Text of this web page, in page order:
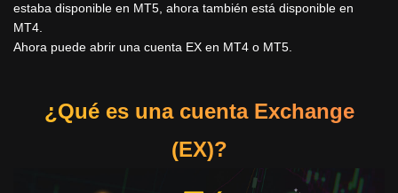
estaba disponible en MT5, ahora también está disponible en
MT4.
Ahora puede abrir una cuenta EX en MT4 o MT5.
¿Qué es una cuenta Exchange
(EX)?